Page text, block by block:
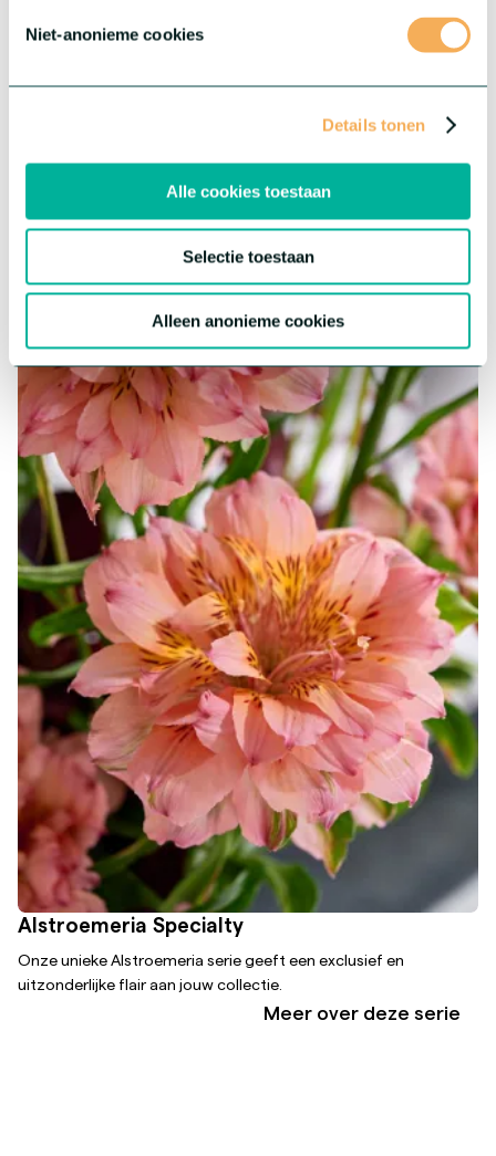
Niet-anonieme cookies
Details tonen
Alle cookies toestaan
Selectie toestaan
Alleen anonieme cookies
Gerbera Marimo™
wat resulteert in een opvallende, balvormige verschijning.
kwaliteit en is een leuke toevoeging aan elk boeket.
Meer over deze serie
Alstroemeria Specialty
Onze unieke Alstroemeria serie geeft een exclusief en
uitzonderlijke flair aan jouw collectie.
Meer over deze serie